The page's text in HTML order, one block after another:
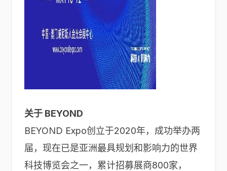
关于 BEYOND
BEYOND Expo创立于2020年，成功举办两
届，现在已是亚洲最具规划和影响力的世界
科技博览会之一，累计招募展商800家，